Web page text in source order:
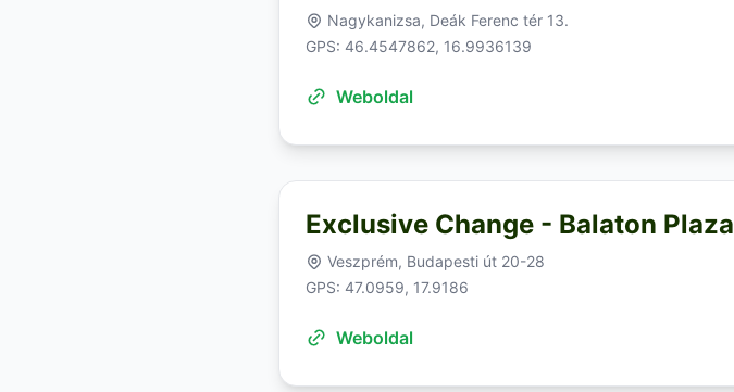
Nagykanizsa, Deák Ferenc tér 13.
GPS: 46.4547862, 16.9936139
Weboldal
Exclusive Change - Balaton Plaza
Veszprém, Budapesti út 20-28
GPS: 47.0959, 17.9186
Weboldal